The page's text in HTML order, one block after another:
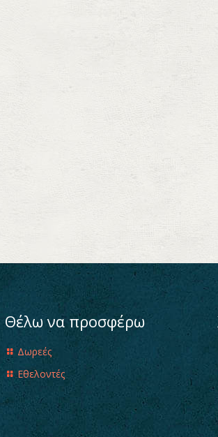
Θέλω να προσφέρω
Δωρεές
Εθελοντές